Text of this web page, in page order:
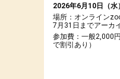
2026年6月10日（
場所：オンライン
7月31日までアーカ
参加費：一般2,000
で割引あり）